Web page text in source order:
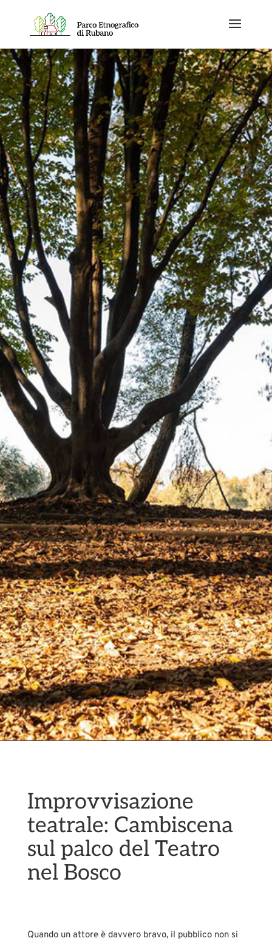
Improvvisazione
teatrale: Cambiscena
sul palco del Teatro
nel Bosco
Quando un attore è davvero bravo, il pubblico non si